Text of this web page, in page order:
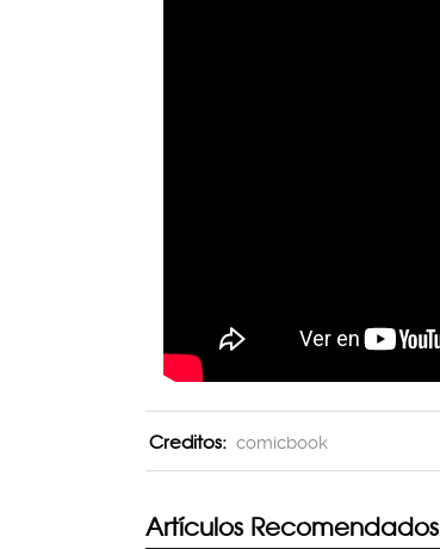
Creditos: comicbook
Artículos Recomendados